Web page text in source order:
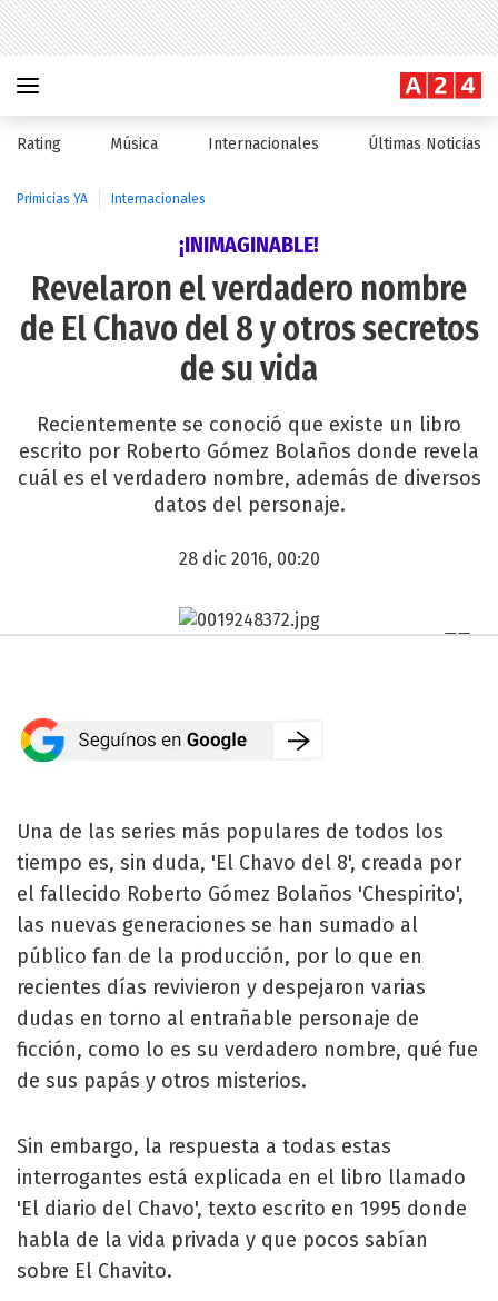
Rating Música Internacionales Últimas Noticias
Primicias YA Internacionales
¡INIMAGINABLE!
Revelaron el verdadero nombre
de El Chavo del 8 y otros secretos
de su vida
Recientemente se conoció que existe un libro
escrito por Roberto Gómez Bolaños donde revela
cuál es el verdadero nombre, además de diversos
datos del personaje.
28 dic 2016, 00:20
Una de las series más populares de todos los
tiempo es, sin duda, 'El Chavo del 8', creada por
el fallecido Roberto Gómez Bolaños 'Chespirito',
las nuevas generaciones se han sumado al
público fan de la producción, por lo que en
recientes días revivieron y despejaron varias
dudas en torno al entrañable personaje de
ficción, como lo es su verdadero nombre, qué fue
de sus papás y otros misterios.
Sin embargo, la respuesta a todas estas
interrogantes está explicada en el libro llamado
'El diario del Chavo', texto escrito en 1995 donde
habla de la vida privada y que pocos sabían
sobre El Chavito.